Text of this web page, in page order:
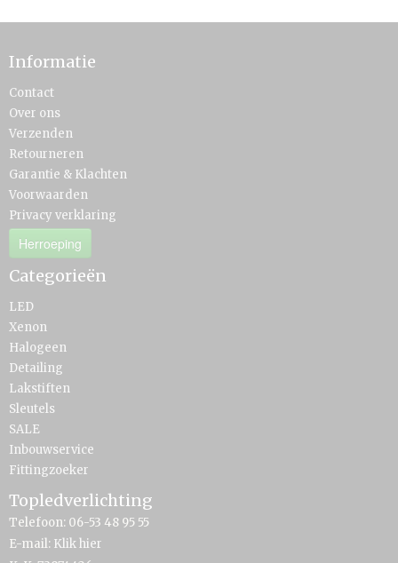
Informatie
Contact
Over ons
Verzenden
Retourneren
Garantie & Klachten
Voorwaarden
Privacy verklaring
Herroeping
Categorieën
LED
Xenon
Halogeen
Detailing
Lakstiften
Sleutels
SALE
Inbouwservice
Fittingzoeker
Topledverlichting
Telefoon: 06-53 48 95 55
E-mail: Klik hier